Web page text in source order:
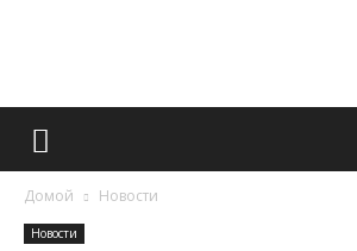
Домой Новости
Новости